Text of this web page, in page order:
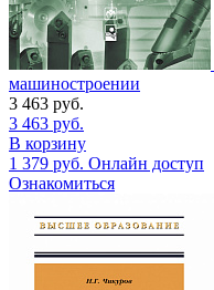
машиностроении
3 463 руб.
3 463 руб.
В корзину
1 379 руб. Онлайн доступ
Ознакомиться